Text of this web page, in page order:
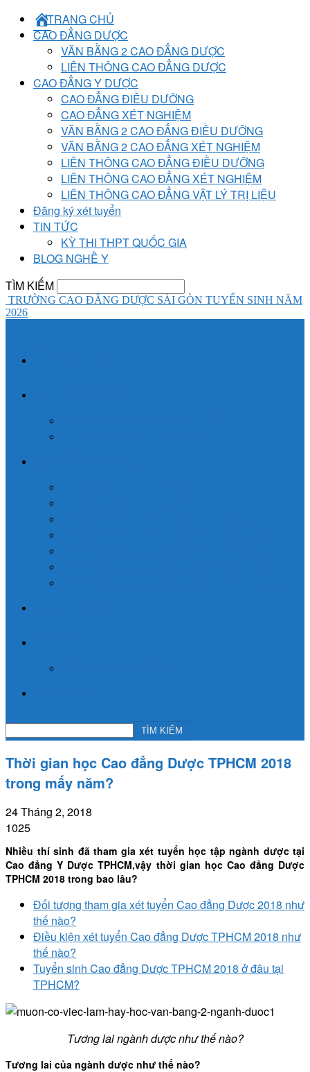
TRANG CHỦ
CAO ĐẲNG DƯỢC
VĂN BẰNG 2 CAO ĐẲNG DƯỢC
LIÊN THÔNG CAO ĐẲNG DƯỢC
CAO ĐẲNG Y DƯỢC
CAO ĐẲNG ĐIỀU DƯỠNG
CAO ĐẲNG XÉT NGHIỆM
VĂN BẰNG 2 CAO ĐẲNG ĐIỀU DƯỠNG
VĂN BẰNG 2 CAO ĐẲNG XÉT NGHIỆM
LIÊN THÔNG CAO ĐẲNG ĐIỀU DƯỠNG
LIÊN THÔNG CAO ĐẲNG XÉT NGHIỆM
LIÊN THÔNG CAO ĐẲNG VẬT LÝ TRỊ LIỆU
Đăng ký xét tuyển
TIN TỨC
KỲ THI THPT QUỐC GIA
BLOG NGHỀ Y
TÌM KIẾM
TRƯỜNG CAO ĐẲNG DƯỢC SÀI GÒN TUYỂN SINH NĂM
2026
Thời gian học Cao đẳng Dược TPHCM 2018
trong mấy năm?
24 Tháng 2, 2018
1025
Nhiều thí sinh đã tham gia xét tuyển học tập ngành dược tại
Cao đẳng Y Dược TPHCM,vậy thời gian học Cao đẳng Dược
TPHCM 2018 trong bao lâu?
Đối tượng tham gia xét tuyển Cao đẳng Dược 2018 như
thế nào?
Điều kiện xét tuyển Cao đẳng Dược TPHCM 2018 như
thế nào?
Tuyển sinh Cao đẳng Dược TPHCM 2018 ở đâu tại
TPHCM?
Tương lai ngành dược như thế nào?
Tương lai của ngành dược như thế nào?